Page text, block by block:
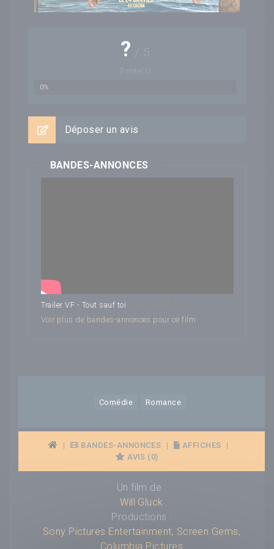
? / 5
note(s)
0%
Déposer un avis
BANDES-ANNONCES
Trailer VF - Tout sauf toi
Voir plus de bandes-annonces pour ce film
Comédie Romance
| BANDES-ANNONCES | AFFICHES
|
AVIS (0)
Un film de :
Will Gluck
Productions :
Sony Pictures Entertainment, Screen Gems,
Columbia Pictures